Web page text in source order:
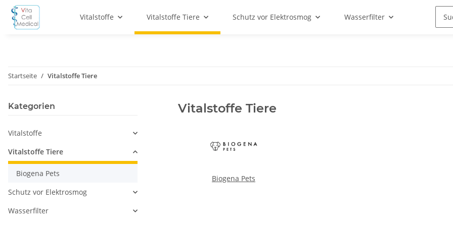
Vitalstoffe Vitalstoffe Tiere Schutz vor Elektrosmog Wasserfilter
Startseite Vitalstoffe Tiere
Vitalstoffe Tiere
Biogena Pets
Kategorien
Vitalstoffe
Vitalstoffe Tiere
Biogena Pets
Schutz vor Elektrosmog
Wasserfilter